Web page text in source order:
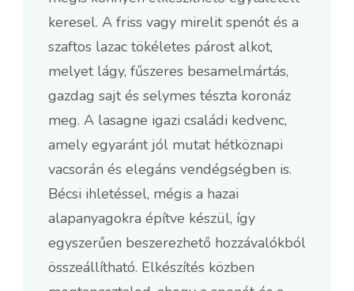
keresel. A friss vagy mirelit spenót és a
szaftos lazac tökéletes párost alkot,
melyet lágy, fűszeres besamelmártás,
gazdag sajt és selymes tészta koronáz
meg. A lasagne igazi családi kedvenc,
amely egyaránt jól mutat hétköznapi
vacsorán és elegáns vendégségben is.
Bécsi ihletéssel, mégis a hazai
alapanyagokra építve készül, így
egyszerűen beszerezhető hozzávalókból
összeállítható. Elkészítés közben